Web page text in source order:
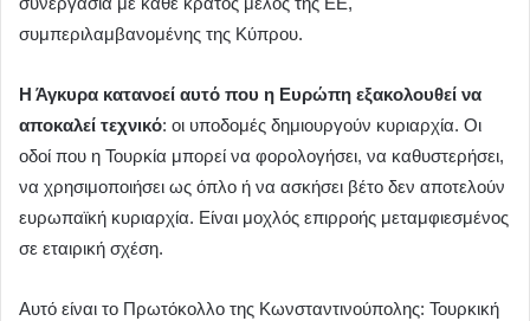
συμπεριλαμβανομένης της Κύπρου.
Η Άγκυρα κατανοεί αυτό που η Ευρώπη εξακολουθεί να
αποκαλεί τεχνικό: οι υποδομές δημιουργούν κυριαρχία. Οι
οδοί που η Τουρκία μπορεί να φορολογήσει, να καθυστερήσει,
να χρησιμοποιήσει ως όπλο ή να ασκήσει βέτο δεν αποτελούν
ευρωπαϊκή κυριαρχία. Είναι μοχλός επιρροής μεταμφιεσμένος
σε εταιρική σχέση.
Αυτό είναι το Πρωτόκολλο της Κωνσταντινούπολης: Τουρκική